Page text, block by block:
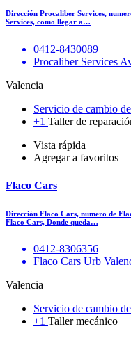
Dirección Procaliber Services,
Services, como llegar a…
0412-8430089
Procaliber Services
Valencia
Servicio de cambio
+1 Taller de
Vista rápida
Agregar a favoritos
Flaco Cars
Dirección Flaco Cars, numero de
Flaco Cars, Donde queda…
0412-8306356
Flaco Cars Urb
Valencia
Servicio de cambio
+1 Taller mecánico